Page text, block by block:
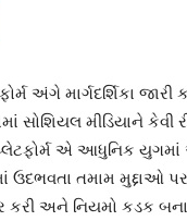
અંગે માર્ગદર્શિકા
મીડિયાને
એ આધુનિક
તમામ મુદ્દાઓ
કરી અને નિયમો કડક